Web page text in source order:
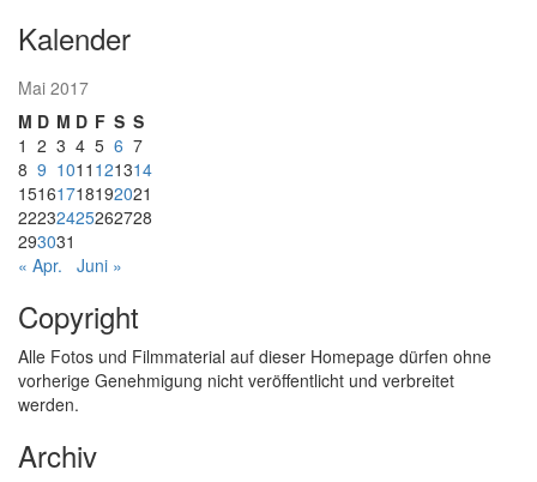
Kalender
Mai 2017
M D M D F S S
1 2 3 4 5 6 7
8 9 1011 121314
15161718192021
22232425262728
293031
« Apr.
Juni »
Copyright
Alle Fotos und Filmmaterial auf dieser Homepage dürfen ohne
vorherige Genehmigung nicht veröffentlicht und verbreitet
werden.
Archiv